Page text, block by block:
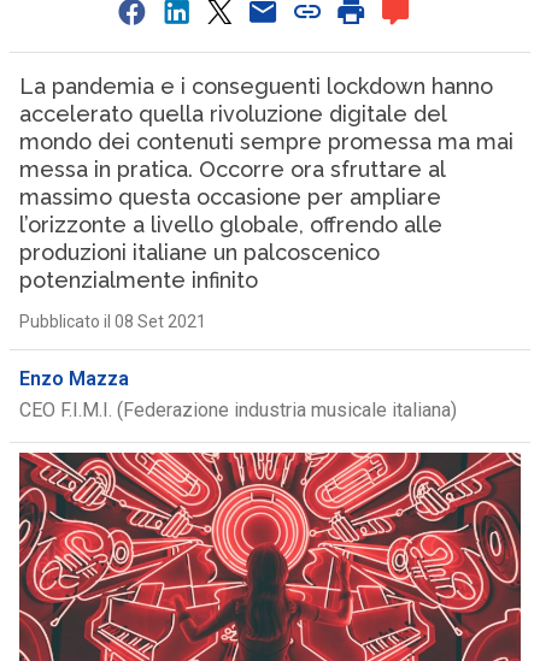
La pandemia e i conseguenti lockdown hanno
accelerato quella rivoluzione digitale del
mondo dei contenuti sempre promessa ma mai
messa in pratica. Occorre ora sfruttare al
massimo questa occasione per ampliare
l’orizzonte a livello globale, offrendo alle
produzioni italiane un palcoscenico
potenzialmente infinito
Pubblicato il 08 Set 2021
Enzo Mazza
CEO F.I.M.I. (Federazione industria musicale italiana)